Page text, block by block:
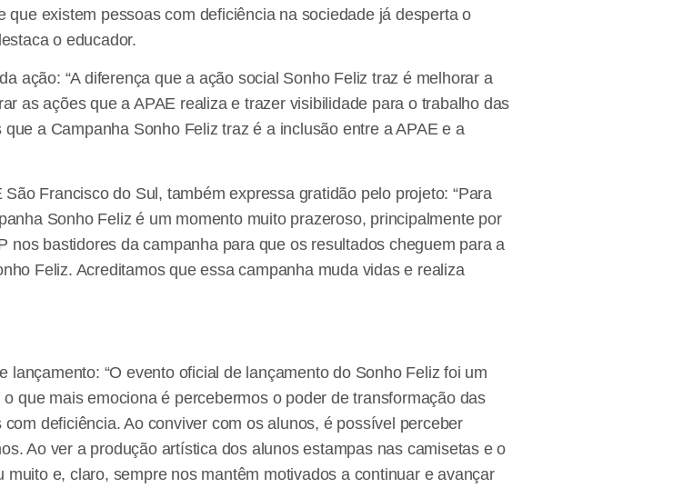
existem pessoas com deficiência na sociedade já desperta o
o educador.
ação: “A diferença que a ação social Sonho Feliz traz é melhorar a
as ações que a APAE realiza e trazer visibilidade para o trabalho das
a Campanha Sonho Feliz traz é a inclusão entre a APAE e a
Francisco do Sul, também expressa gratidão pelo projeto: “Para
Sonho Feliz é um momento muito prazeroso, principalmente por
bastidores da campanha para que os resultados cheguem para a
Feliz. Acreditamos que essa campanha muda vidas e realiza
“O evento oficial de lançamento do Sonho Feliz foi um
que mais emociona é percebermos o poder de transformação das
deficiência. Ao conviver com os alunos, é possível perceber
Ao ver a produção artística dos alunos estampas nas camisetas e o
e, claro, sempre nos mantêm motivados a continuar e avançar